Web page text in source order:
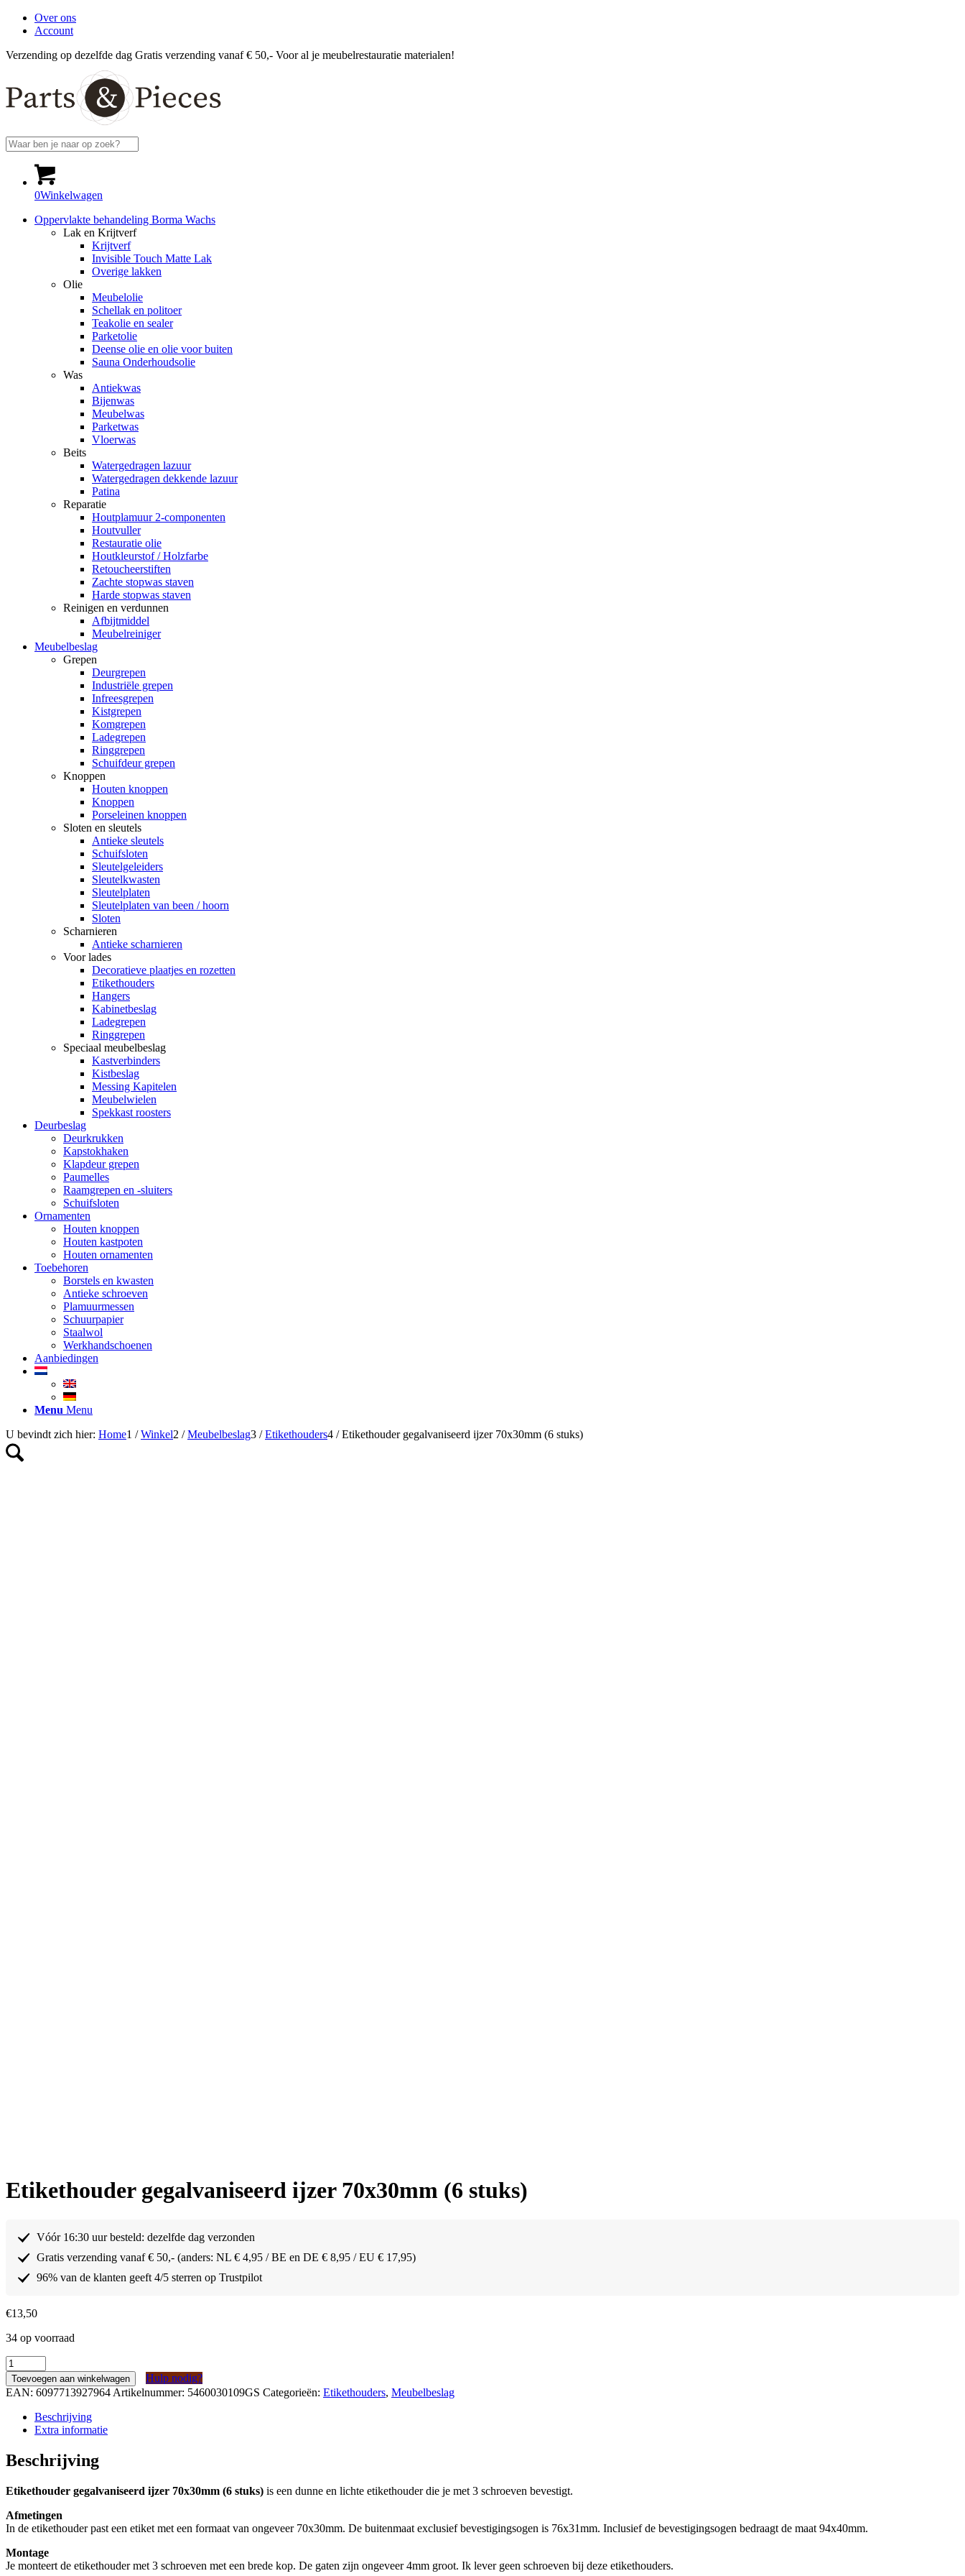
Over ons
Account
Verzending op dezelfde dag Gratis verzending vanaf € 50,- Voor al je meubelrestauratie materialen!
0Winkelwagen
Oppervlakte behandeling Borma Wachs
Lak en Krijtverf
Krijtverf
Invisible Touch Matte Lak
Overige lakken
Olie
Meubelolie
Schellak en politoer
Teakolie en sealer
Parketolie
Deense olie en olie voor buiten
Sauna Onderhoudsolie
Was
Antiekwas
Bijenwas
Meubelwas
Parketwas
Vloerwas
Beits
Watergedragen lazuur
Watergedragen dekkende lazuur
Patina
Reparatie
Houtplamuur 2-componenten
Houtvuller
Restauratie olie
Houtkleurstof / Holzfarbe
Retoucheerstiften
Zachte stopwas staven
Harde stopwas staven
Reinigen en verdunnen
Afbijtmiddel
Meubelreiniger
Meubelbeslag
Grepen
Deurgrepen
Industriële grepen
Infreesgrepen
Kistgrepen
Komgrepen
Ladegrepen
Ringgrepen
Schuifdeur grepen
Knoppen
Houten knoppen
Knoppen
Porseleinen knoppen
Sloten en sleutels
Antieke sleutels
Schuifsloten
Sleutelgeleiders
Sleutelkwasten
Sleutelplaten
Sleutelplaten van been / hoorn
Sloten
Scharnieren
Antieke scharnieren
Voor lades
Decoratieve plaatjes en rozetten
Etikethouders
Hangers
Kabinetbeslag
Ladegrepen
Ringgrepen
Speciaal meubelbeslag
Kastverbinders
Kistbeslag
Messing Kapitelen
Meubelwielen
Spekkast roosters
Deurbeslag
Deurkrukken
Kapstokhaken
Klapdeur grepen
Paumelles
Raamgrepen en -sluiters
Schuifsloten
Ornamenten
Houten knoppen
Houten kastpoten
Houten ornamenten
Toebehoren
Borstels en kwasten
Antieke schroeven
Plamuurmessen
Schuurpapier
Staalwol
Werkhandschoenen
Aanbiedingen
Menu Menu
U bevindt zich hier: Home1 / Winkel2 / Meubelbeslag3 / Etikethouders4 / Etikethouder gegalvaniseerd ijzer 70x30mm (6 stuks)
Etikethouder gegalvaniseerd ijzer 70x30mm (6 stuks)
Vóór 16:30 uur besteld: dezelfde dag verzonden
Gratis verzending vanaf € 50,- (anders: NL € 4,95 / BE en DE € 8,95 / EU € 17,95)
96% van de klanten geeft 4/5 sterren op Trustpilot
€13,50
34 op voorraad
Etikethouder
gegalvaniseerd
ijzer
70x30mm
stuks)
Toevoegen aan winkelwagen
Hulp nodig?
EAN: 6097713927964 Artikelnummer: 5460030109GS Categorieën: Etikethouders, Meubelbeslag
Beschrijving
Extra informatie
Beschrijving
Etikethouder gegalvaniseerd ijzer 70x30mm (6 stuks) is een dunne en lichte etikethouder die je met 3 schroeven bevestigt.
Afmetingen
In de etikethouder past een etiket met een formaat van ongeveer 70x30mm. De buitenmaat exclusief bevestigingsogen is 76x31mm. Inclusief de bevestigingsogen bedraagt de maat 94x40mm.
Montage
Je monteert de etikethouder met 3 schroeven met een brede kop. De gaten zijn ongeveer 4mm groot. Ik lever geen schroeven bij deze etikethouders.